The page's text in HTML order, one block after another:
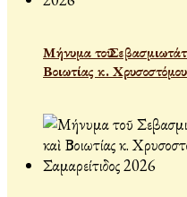
Μήνυμα τοῦ
Βοιωτίας κ.